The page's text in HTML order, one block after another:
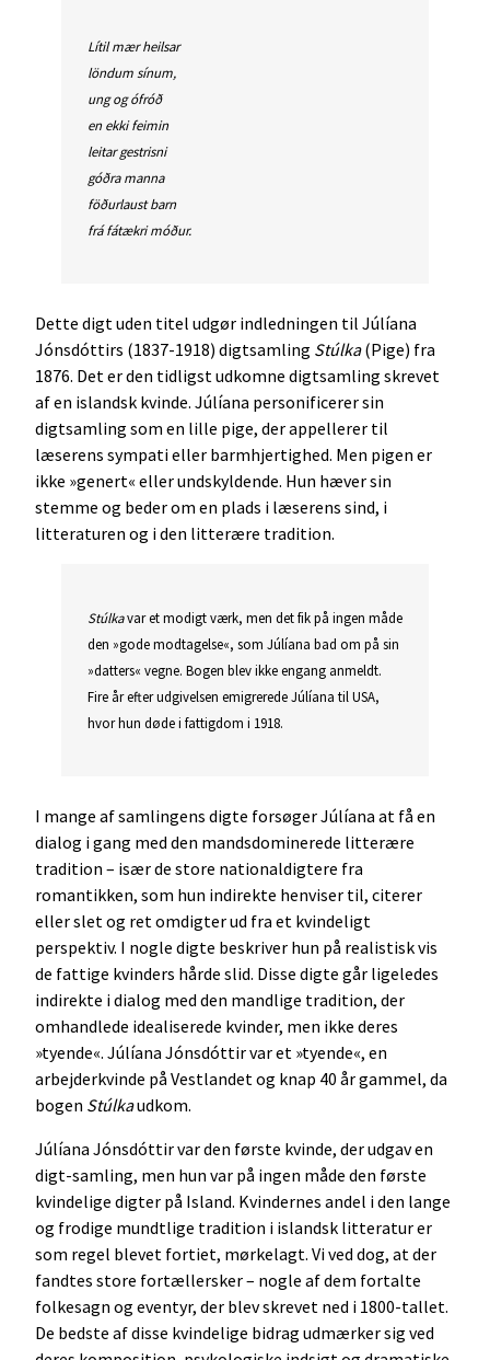
Lítil mær heilsar
löndum sínum,
ung og ófróð
en ekki feimin
leitar gestrisni
góðra manna
föðurlaust barn
frá fátækri móður.
Dette digt uden titel udgør indledningen til Júlíana
Jónsdóttirs (1837-1918) digtsamling Stúlka(Pige) fra
1876. Det er den tidligst udkomne digtsamling skrevet
af en islandsk kvinde. Júlíana personificerer sin
digtsamling som en lille pige, der appellerer til
læserens sympati eller barmhjertighed. Men pigen er
ikke »genert« eller undskyldende. Hun hæver sin
stemme og beder om en plads i læserens sind, i
litteraturen og i den litterære tradition.
Stúlkavar et modigt værk, men det fik på ingen måde
den »gode modtagelse«, som Júlíana bad om på sin
»datters« vegne. Bogen blev ikke engang anmeldt.
Fire år efter udgivelsen emigrerede Júlíana til USA,
hvor hun døde i fattigdom i 1918.
I mange af samlingens digte forsøger Júlíana at få en
dialog i gang med den mandsdominerede litterære
tradition – især de store nationaldigtere fra
romantikken, som hun indirekte henviser til, citerer
eller slet og ret omdigter ud fra et kvindeligt
perspektiv. I nogle digte beskriver hun på realistisk vis
de fattige kvinders hårde slid. Disse digte går ligeledes
indirekte i dialog med den mandlige tradition, der
omhandlede idealiserede kvinder, men ikke deres
»tyende«. Júlíana Jónsdóttir var et »tyende«, en
arbejderkvinde på Vestlandet og knap 40 år gammel, da
bogen Stúlkaudkom.
Júlíana Jónsdóttir var den første kvinde, der udgav en
digt-samling, men hun var på ingen måde den første
kvindelige digter på Island. Kvindernes andel i den lange
og frodige mundtlige tradition i islandsk litteratur er
som regel blevet fortiet, mørkelagt. Vi ved dog, at der
fandtes store fortællersker – nogle af dem fortalte
folkesagn og eventyr, der blev skrevet ned i 1800-tallet.
De bedste af disse kvindelige bidrag udmærker sig ved